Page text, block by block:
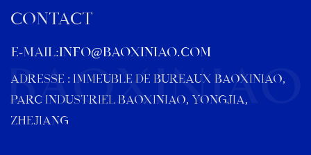
CONTACT
E-MAIL:info@baoxiniao.com
ADRESSE : IMMEUBLE DE BUREAUX BAOXINIAO,
PARC INDUSTRIEL BAOXINIAO, YONGJIA,
ZHEJIANG